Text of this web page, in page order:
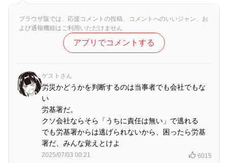
ブラウザ版では、応援コメントの投稿、コメントへのいいジャン、お
よび通報機能はご利用いただけません
アプリでコメントする
ゲストさん
労災かどうかを判断するのは当事者でも会社でもな
い
労基署だ。
クソ会社ならそら「うちに責任は無い」で逃れる
でも労基署からは逃げられないから、困ったら労基
署だ、みんな覚えとけよ
2025/07/03 00:21 6015